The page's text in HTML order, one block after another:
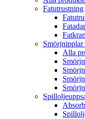
Fatutrustning
Alla